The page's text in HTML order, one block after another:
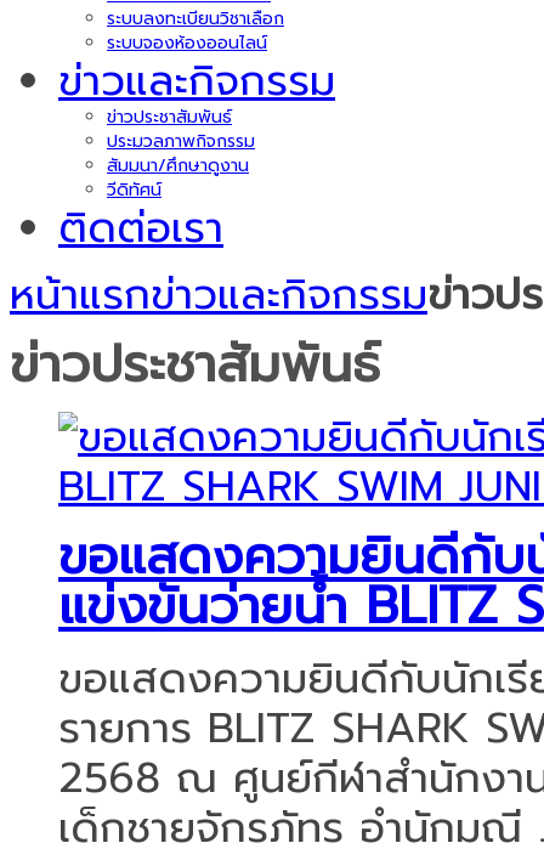
ระบบลงทะเบียนวิชาเลือก
ระบบจองห้องออนไลน์
ข่าวและกิจกรรม
ข่าวประชาสัมพันธ์
ประมวลภาพกิจกรรม
สัมมนา/ศึกษาดูงาน
วีดิทัศน์
ติดต่อเรา
หน้าแรกข่าวและกิจกรรมข่าวป
ข่าวประชาสัมพันธ์
ขอแสดงความยินดีกับ
แข่งขันว่ายน้ำ BLITZ
ขอแสดงความยินดีกับนักเรี
รายการ BLITZ SHARK
2568 ณ ศูนย์กีฬาสำนักงา
เด็กชายจักรภัทร อำนักมณี